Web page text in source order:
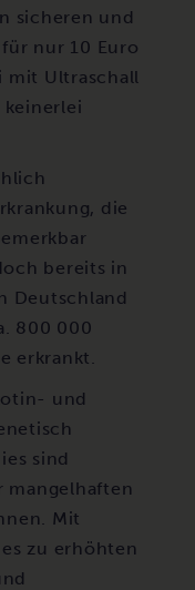
sicheren und
nur 10 Euro
mit Ultraschall
die
bereits in
Deutschland
800 000
erkrankt.
und
sind
mangelhaften
Mit
zu erhöhten